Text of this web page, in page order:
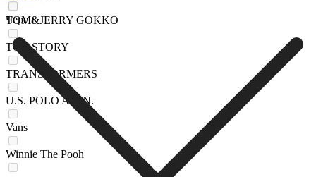
TOM&JERRY GOKKO
TOY STORY
TRANSFORMERS
U.S. POLO ASSN.
Vans
Winnie The Pooh
Черен